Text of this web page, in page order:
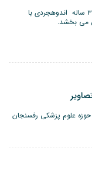
همزمان با شهادت حضرت زهرا (س)جوان ۳۵ ساله اندوهجردی با
حوزه علوم پزشکی رفسنجان